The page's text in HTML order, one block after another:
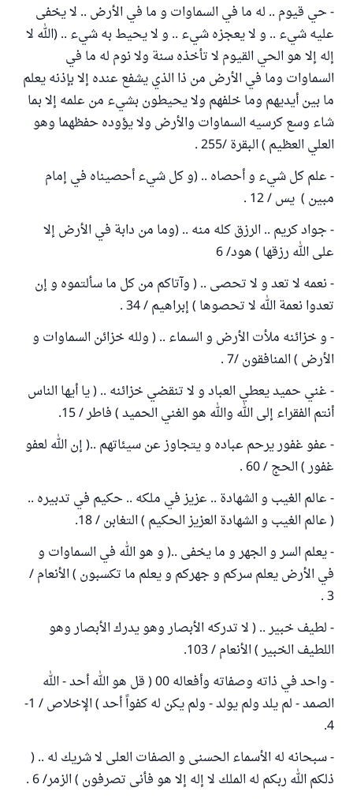
- حي قيوم .. له ما في السماوات و ما في الأرض .. لا يخفى
عليه شيء .. و لا يعجزه شيء .. و لا يحيط به شيء .. (الله لا
إله إلا هو الحي القيوم لا تأخذه سنة ولا نوم له ما في
السماوات وما في الأرض من ذا الذي يشفع عنده إلا بإذنه يعلم
ما بين أيديهم وما خلفهم ولا يحيطون بشيء من علمه إلا بما
شاء وسع كرسيه السماوات والأرض ولا يؤوده حفظهما وهو
العلي العظيم ) البقرة /255 .
- علم كل شيء و أحصاه .. (و كل شيء أحصيناه في إمام
مبين ) يس / 12 .
- جواد كريم .. الرزق كله منه .. (وما من دابة في الأرض إلا
على الله رزقها ) هود/ 6
- نعمه لا تعد و لا تحصى .. ( وآتاكم من كل ما سألتموه و إن
تعدوا نعمة الله لا تحصوها ) إبراهيم / 34 .
- و خزائنه ملأت الأرض و السماء .. ( ولله خزائن السماوات و
الأرض ) المنافقون /7 .
- غني حميد يعطي العباد و لا تنقضي خزائنه .. ( يا أيها الناس
أنتم الفقراء إلى الله والله هو الغني الحميد ) فاطر / 15.
- عفو غفور يرحم عباده و يتجاوز عن سيئاتهم ..( إن الله لعفو
غفور ) الحج / 60 .
- عالم الغيب و الشهادة .. عزيز في ملكه .. حكيم في تدبيره ..
( عالم الغيب و الشهادة العزيز الحكيم ) التغابن / 18.
- يعلم السر و الجهر و ما يخفى ..( و هو الله في السماوات و
في الأرض يعلم سركم و جهركم و يعلم ما تكسبون ) الأنعام /
3 .
- لطيف خبير .. ( لا تدركه الأبصار وهو يدرك الأبصار وهو
اللطيف الخبير ) الأنعام / 103.
- واحد في ذاته وصفاته وأفعاله 00 ( قل هو الله أحد - الله
الصمد - لم يلد ولم يولد - ولم يكن له كفواً أحد ) الإخلاص / 1-
4.
- سبحانه له الأسماء الحسنى و الصفات العلى لا شريك له .. (
ذلكم الله ربكم له الملك لا إله إلا هو فأنى تصرفون ) الزمر/ 6 .